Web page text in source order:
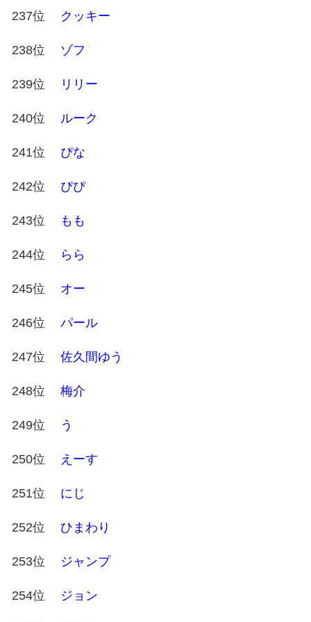
237位 クッキー
238位 ゾフ
239位 リリー
240位 ルーク
241位 ぴな
242位 ぴぴ
243位 もも
244位 らら
245位 オー
246位 パール
247位 佐久間ゆう
248位 梅介
249位 う
250位 えーす
251位 にじ
252位 ひまわり
253位 ジャンプ
254位 ジョン